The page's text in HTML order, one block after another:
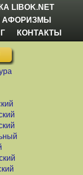
LIBOK.NET
АФОРИЗМЫ
КОНТАКТЫ